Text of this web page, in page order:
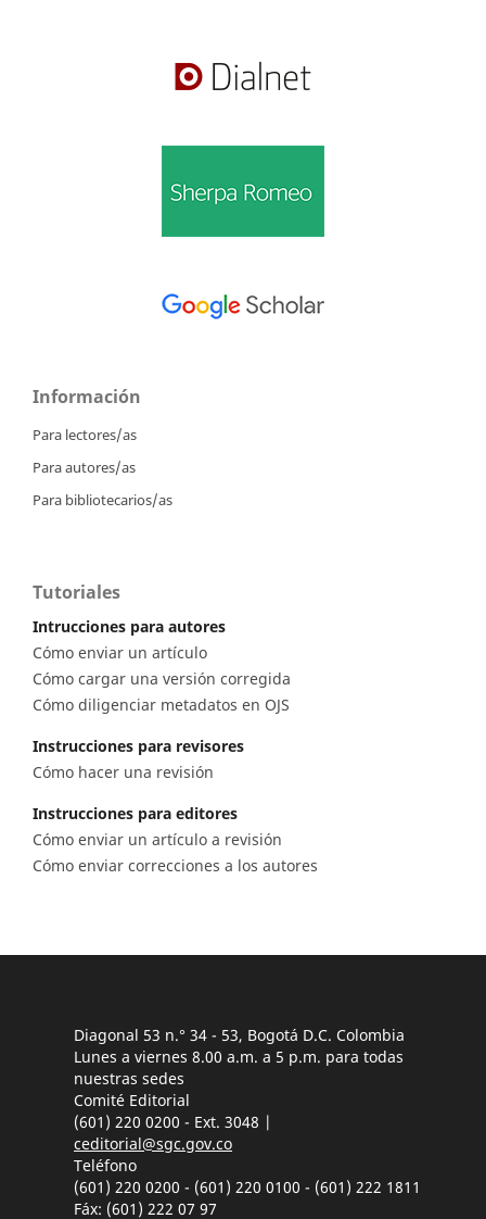
Información
Para lectores/as
Para autores/as
Para bibliotecarios/as
Tutoriales
Intrucciones para autores
Cómo enviar un artículo
Cómo cargar una versión corregida
Cómo diligenciar metadatos en OJS
Instrucciones para revisores
Cómo hacer una revisión
Instrucciones para editores
Cómo enviar un artículo a revisión
Cómo enviar correcciones a los autores
Diagonal 53 n.° 34 - 53, Bogotá D.C. Colombia
Lunes a viernes 8.00 a.m. a 5 p.m. para todas
nuestras sedes
Comité Editorial
(601) 220 0200 - Ext. 3048 |
ceditorial@sgc.gov.co
Teléfono
(601) 220 0200 - (601) 220 0100 - (601) 222 1811
Fáx: (601) 222 07 97